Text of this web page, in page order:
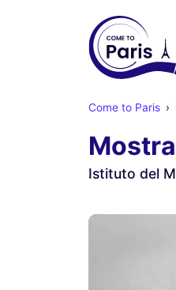
Come to Paris
Istituto del